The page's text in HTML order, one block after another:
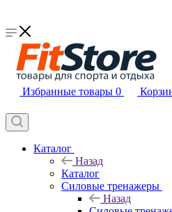
Избранные товары 0
Каталог
Назад
Каталог
Силовые тренажеры
Назад